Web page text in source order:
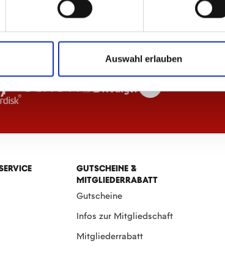
Auswahl erlauben
GUTSCHEINE &
MITGLIEDERRABATT
Gutscheine
Infos zur Mitgliedschaft
Mitgliederrabatt